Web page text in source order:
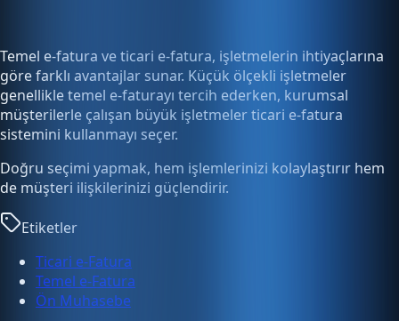
Temel e-fatura ve ticari e-fatura, işletmelerin ihtiyaçlarına
göre farklı avantajlar sunar. Küçük ölçekli işletmeler
genellikle temel e-faturayı tercih ederken, kurumsal
müşterilerle çalışan büyük işletmeler ticari e-fatura
sistemini kullanmayı seçer.
Doğru seçimi yapmak, hem işlemlerinizi kolaylaştırır hem
de müşteri ilişkilerinizi güçlendirir.
Etiketler
Ticari e-Fatura
Temel e-Fatura
Ön Muhasebe